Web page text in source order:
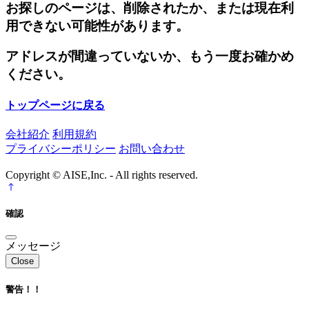
お探しのページは、削除されたか、または現在利
用できない可能性があります。
アドレスが間違っていないか、もう一度お確かめ
ください。
トップページに戻る
会社紹介 利用規約
プライバシーポリシー お問い合わせ
Copyright © AISE,Inc. - All rights reserved.
確認
メッセージ
Close
警告！！